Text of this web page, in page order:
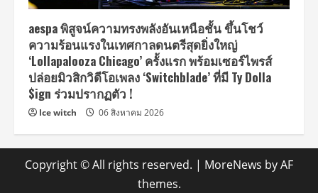
aespa พิสูจน์ความทรงพลังอันเหนือชั้น ขึ้นโชว์
ความร้อนแรงในเทศกาลดนตรีสุดยิ่งใหญ่
‘Lollapalooza Chicago’ ครั้งแรก พร้อมเซอร์ไพรส์
ปล่อยมิวสิกวิดีโอเพลง ‘Switchblade’ ที่มี Ty Dolla
$ign ร่วมปรากฏตัว !
Ice witch 06 สิงหาคม 2026
Copyright © All rights reserved. | MoreNews by AF
themes.